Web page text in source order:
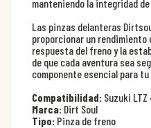
manteniendo la integridad
Las pinzas delanteras
proporcionar un rendimiento
respuesta del freno y la
de que cada aventura sea
componente esencial para tu
Compatibilidad: Suzuki
Marca: Dirt Soul
Tipo: Pinza de freno